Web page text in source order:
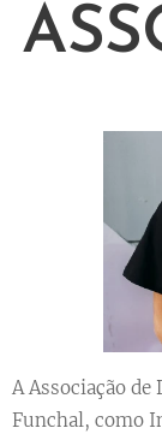
A Associação
Funchal, como